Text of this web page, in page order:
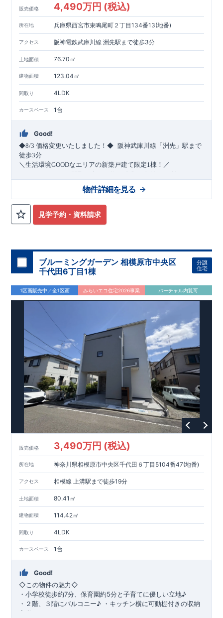
販売価格 4,490万円 (税込)
所在地 兵庫県西宮市東鳴尾町２丁目134番13(地番)
アクセス 阪神電鉄武庫川線 洲先駅まで徒歩3分
土地面積 76.70㎡
建物面積 123.04㎡
間取り 4LDK
カースペース 1台
Good!
◆8/3 価格変更いたしました！◆ ​阪神武庫川線 「洲先」駅まで
徒歩3分
＼生活環境GOODなエリアの新築戸建て限定1棟！／
・2部屋から行き来できる
・デザインと機能性を兼ね備えたオープンサニタリー
リビング全体を見渡せる
​
ーパー）徒歩10分 約787ｍ)​
・網戸
↓クリックすると特設ページにジャンプします↓
2024 年グッドデザイン賞 プロジェクト同時受賞
せる道」 ○第18回キッズデザイン賞受賞 ・2024年、東栄住宅
の新たな空間提案 「マルチエント ランス」が受賞いたしまし
た！
耐震等級最高等級3 ・数百年に一度の地震に耐える力
倍の耐震性！
ー採用で安心！ ○BELS ・エコ住宅としての性能評価を全号棟
が取得しています！ ○住宅性能評価ダブル取得 ・『設計』住
ております。
・『建設』住宅性能評価…評価を受けた図面通
りに施工されているか、建設までに計4回チェックが行われま
す。
平日・休日ご内覧可能です！
ぜひお気軽にお問い合わせください♪ 西宮営業所 TEL
0798-
38-1246​(定休日：火・水・年末年始
見学予約・資料請求
物件詳細を見る
ブルーミングガーデン 相模原市中央区
千代田6丁目1棟
分譲
住宅
1区画販売中／全1区画 みらいエコ住宅2026事業 バーチャル内覧可
販売価格 3,490万円 (税込)
所在地 神奈川県相模原市中央区千代田６丁目5104番47(地番)
アクセス 相模線 上溝駅まで徒歩19分
土地面積 80.41㎡
建物面積 114.42㎡
間取り 4LDK
カースペース 1台
Good!
◇ この物件の魅力◇
・小学校徒歩約7分、保育園約5分と子育てに優しい立地♪
・２階、３階にバルコニー♪ ・キッチン横に可動棚付きの収納
完備。